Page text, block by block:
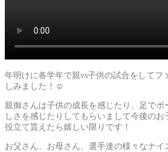
年明けに各学年で親vs子供の試合をしてフ
しみました！☺️
親御さんは子供の成長を感じたり、足でボ
しさを感じたりしてもらいまして今後の
役立て貰えたら嬉しい限りです！
お父さん、お母さん、選手達の様々なナ